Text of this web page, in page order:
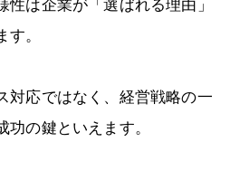
性は企業が「選ばれる理由」
。
対応ではなく、経営戦略の一
の鍵といえます。